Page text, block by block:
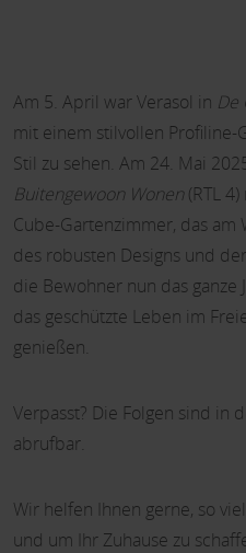
Am 5. April war Verasol in De
mit einem stilvollen
Stil zu sehen. Am 24. Mai
Buitengewoon Wonen(RTL
Cube-Gartenzimmer, das am
des robusten Designs und
die Bewohner nun das ganze
das geschützte Leben im
genießen.
Verpasst? Die Folgen sind in
abrufbar.
Wir helfen Ihnen gerne, so
und um Ihr Zuhause zu